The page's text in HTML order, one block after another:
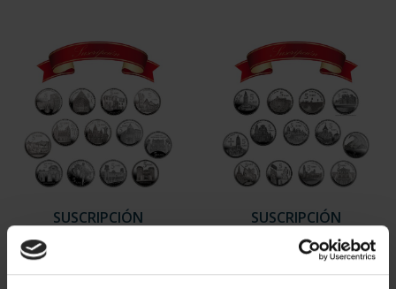
SUSCRIPCIÓN
949,00 €
SUSCRIPCIÓN
CAPITALES DE
PROVINCIA 2
949,00 €